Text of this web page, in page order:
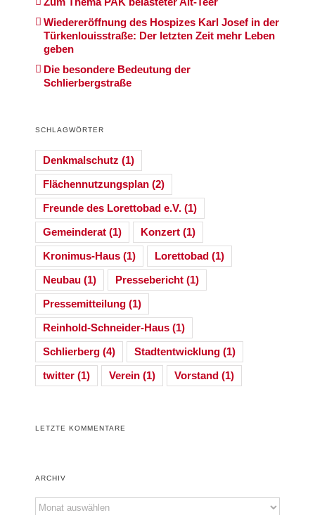
Wiedereröffnung des Hospizes Karl Josef in der
Türkenlouisstraße: Der letzten Zeit mehr Leben
geben
Die besondere Bedeutung der
Schlierbergstraße
SCHLAGWÖRTER
Denkmalschutz (1)
Flächennutzungsplan (2)
Freunde des Lorettobad e.V. (1)
Gemeinderat (1) Konzert (1)
Kronimus-Haus (1) Lorettobad (1)
Neubau (1) Pressebericht (1)
Pressemitteilung (1)
Reinhold-Schneider-Haus (1)
Schlierberg (4) Stadtentwicklung (1)
twitter (1) Verein (1) Vorstand (1)
LETZTE KOMMENTARE
ARCHIV
Archiv